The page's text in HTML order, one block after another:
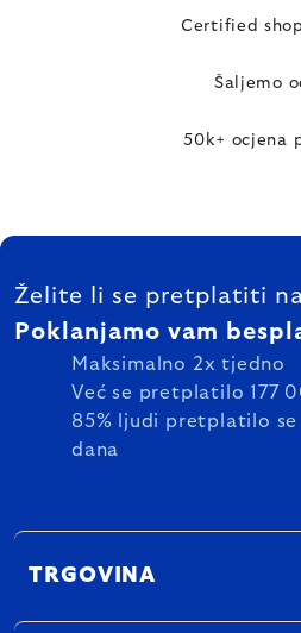
Certified
Šaljemo
50k+ ocjena
FOOTER
Želite li se pretplatiti
Poklanjamo vam
Maksimalno 2x tjedno
Već se pretplatilo 177
85% ljudi pretplatilo se
dana
TRGOVINA